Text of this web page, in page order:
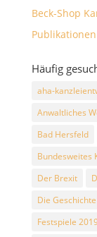
Beck-Shop
Publikationen
Häufig
aha-
Anwaltliches
Bad Hersfeld
Bundesweites
Der Brexit
Die Geschichte
Festspiele